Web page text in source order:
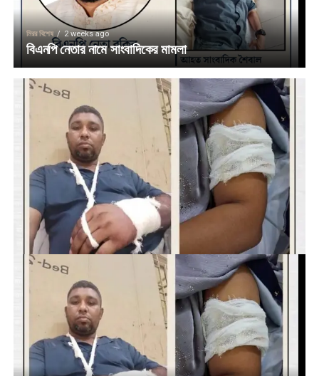
মিরর বিশেষ 2 weeks ago
বিএনপি নেতার নামে সাংবাদিকের মামলা